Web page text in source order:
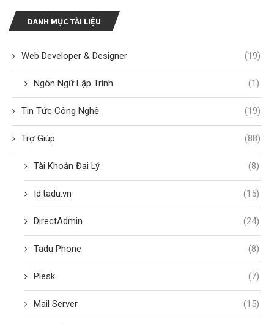
DANH MỤC TÀI LIỆU
Web Developer & Designer (19)
Ngôn Ngữ Lập Trình (1)
Tin Tức Công Nghệ (19)
Trợ Giúp (88)
Tài Khoản Đại Lý (8)
Id.tadu.vn (15)
DirectAdmin (24)
Tadu Phone (8)
Plesk (7)
Mail Server (15)